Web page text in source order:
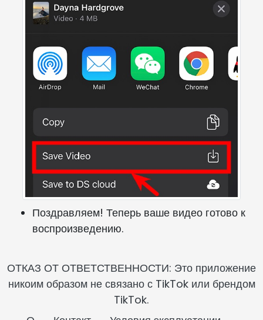
Поздравляем! Теперь ваше видео готово к
воспроизведению.
ОТКАЗ ОТ ОТВЕТСТВЕННОСТИ: Это приложение
никоим образом не связано с TikTok или брендом
TikTok.